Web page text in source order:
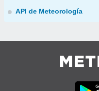
API de Meteorología